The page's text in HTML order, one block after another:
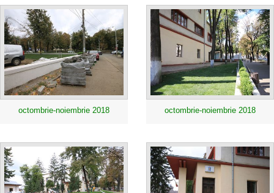
octombrie-noiembrie 2018 octombrie-noiembrie 2018